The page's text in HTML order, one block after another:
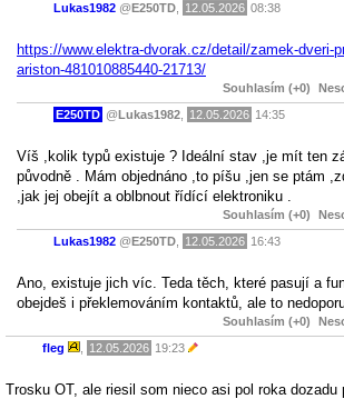
Lukas1982 @ E250TD 12.05.2026 08:38
https://www.elektra-dvorak.cz/detail/zamek-dveri-
ariston-481010885440-21713/
Souhlasím (+0)
E250TD @ Lukas1982 12.05.2026 14:35
Víš ,kolik typů existuje ? Ideální stav ,je mít ten
původně . Mám objednáno ,to píšu ,jen se ptám
,jak jej obejít a oblbnout řídící elektroniku .
Souhlasím (+0)
Lukas1982 @ E250TD 12.05.2026 16:43
Ano, existuje jich víc. Teda těch, které pasují a
obejdeš i překlemováním kontaktů, ale to
Souhlasím (+0)
fleg 12.05.2026 19:23
Trosku OT, ale riesil som nieco asi pol roka dozadu